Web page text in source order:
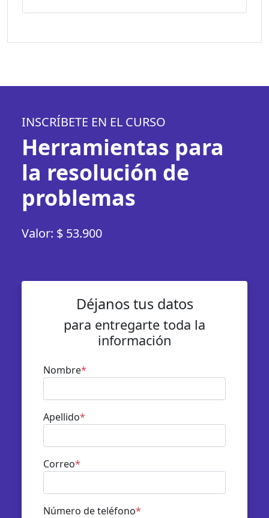
INSCRÍBETE EN EL CURSO
Herramientas para
la resolución de
problemas
Valor: $ 53.900
Déjanos tus datos
para entregarte toda la
información
Nombre*
Apellido*
Correo*
Número de teléfono*